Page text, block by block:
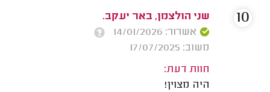
שני הולצמן, באר יעקב.
אשרור: 14/01/2026
משוב: 17/07/2025
חוות דעת:
היה מצוין!
10